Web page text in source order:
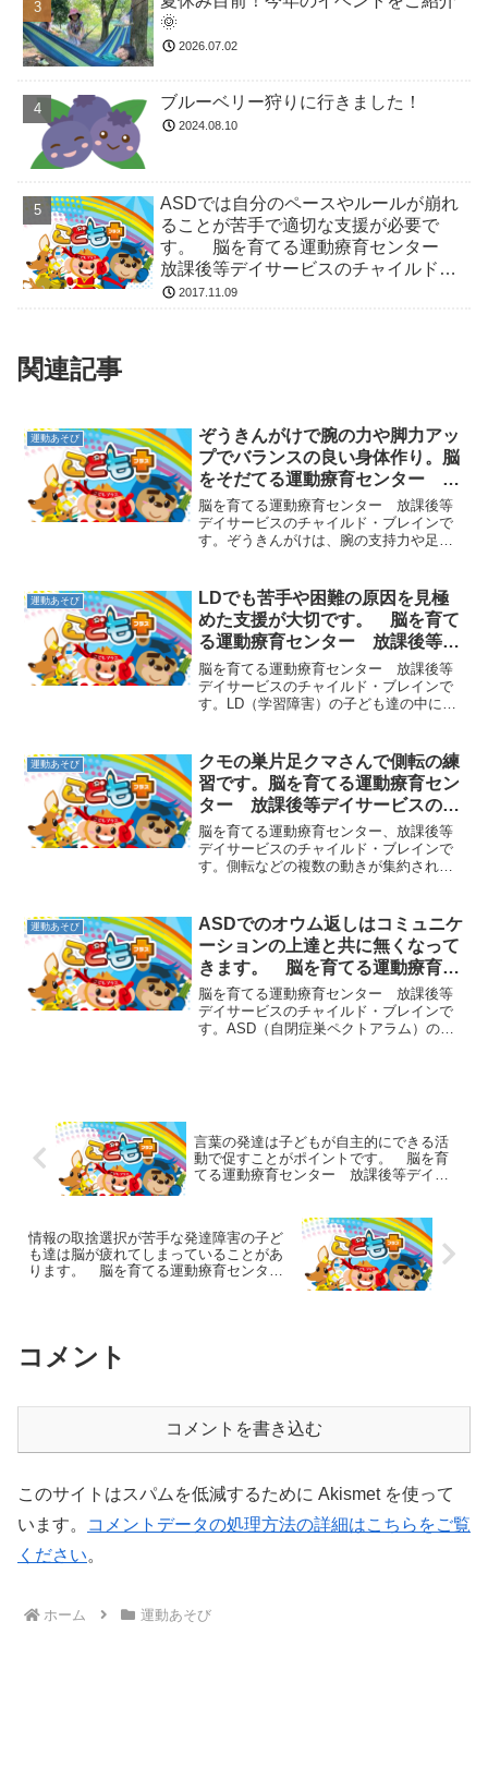
🌞
2026.07.02
ブルーベリー狩りに行きました！
2024.08.10
ASDでは自分のペースやルールが崩れ
ることが苦手で適切な支援が必要で
す。 脳を育てる運動療育センター
放課後等デイサービスのチャイルド・
ブレイン
2017.11.09
関連記事
運動あそび
ぞうきんがけで腕の力や脚力アッ
プでバランスの良い身体作り。脳
をそだてる運動療育センター 放
課後等デイサービスのチャイル
ド・ブレイン
脳を育てる運動療育センター 放課後等
デイサービスのチャイルド・ブレインで
す。ぞうきんがけは、腕の支持力や足の
なくなっている動きの一つです。今の環
境では日常的に行なうこと...
運動あそび
LDでも苦手や困難の原因を見極
めた支援が大切です。 脳を育て
る運動療育センター 放課後等デ
イサービスのチャイルド・ブレイ
ン
脳を育てる運動療育センター 放課後等
デイサービスのチャイルド・ブレインで
す。LD（学習障害）の子ども達の中に
「れ」、「ク」と「タ」などひらがなや
カタカナで似た形の字が区...
運動あそび
クモの巣片足クマさんで側転の練
習です。脳を育てる運動療育セン
ター 放課後等デイサービスのチ
ャイルド・ブレイン
脳を育てる運動療育センター、放課後等
デイサービスのチャイルド・ブレインで
す。側転などの複数の動きが集約されて
きるようになります。一つ一つの動きを
理解し、必要な力をつけて...
運動あそび
ASDでのオウム返しはコミュニケ
ーションの上達と共に無くなって
きます。 脳を育てる運動療育セ
ンター 放課後等デイサービスの
チャイルド・ブレイン
脳を育てる運動療育センター 放課後等
デイサービスのチャイルド・ブレインで
す。ASD（自閉症巣ペクトアラム）の子
言葉の発達は子どもが自主的にできる活
動で促すことがポイントです。 脳を育
てる運動療育センター 放課後等デイサ
情報の取捨選択が苦手な発達障害の子ど
も達は脳が疲れてしまっていることがあ
ります。 脳を育てる運動療育センタ
コメント
コメントを書き込む
このサイトはスパムを低減するために Akismet を使って
います。
コメントデータの処理方法の詳細はこちらをご覧
ください。
ホーム 運動あそび